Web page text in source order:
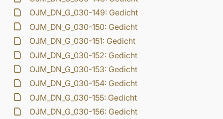
OJM_DN_G_030-149: Gedicht
OJM_DN_G_030-150: Gedicht
OJM_DN_G_030-151: Gedicht
OJM_DN_G_030-152: Gedicht
OJM_DN_G_030-153: Gedicht
OJM_DN_G_030-154: Gedicht
OJM_DN_G_030-155: Gedicht
OJM_DN_G_030-156: Gedicht